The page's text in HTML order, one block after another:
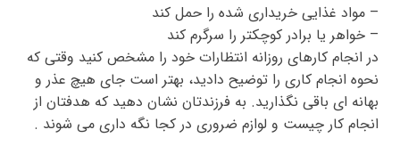
– مواد غذایی خریداری شده را حمل کند
– خواهر یا برادر کوچکتر را سرگرم کند
در انجام کارهای روزانه انتظارات خود را مشخص کنید وقتی که
نحوه انجام کاری را توضیح دادید، بهتر است جای هیچ عذر و
بهانه ای باقی نگذارید. به فرزندتان نشان دهید که هدفتان از
انجام کار چیست و لوازم ضروری در کجا نگه داری می شوند .